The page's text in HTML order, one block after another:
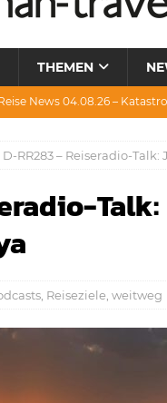
THEMEN
News 04.08.26 –
News 28.07.26 – Umwelt,
News 23.07.26 – Condor,
D-RR283 – Reiseradio-
Reiseziele weitweg